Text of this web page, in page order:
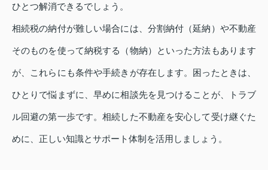
ひとつ解消できるでしょう。
相続税の納付が難しい場合には、分割納付（延納）や不動産
そのものを使って納税する（物納）といった方法もあります
が、これらにも条件や手続きが存在します。困ったときは、
ひとりで悩まずに、早めに相談先を見つけることが、トラブ
ル回避の第一歩です。相続した不動産を安心して受け継ぐた
めに、正しい知識とサポート体制を活用しましょう。